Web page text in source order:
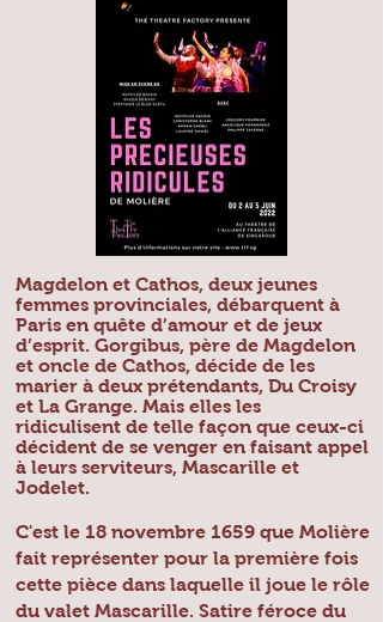
Magdelon et Cathos, deux jeunes
femmes provinciales, débarquent à
Paris en quête d’amour et de jeux
d’esprit. Gorgibus, père de Magdelon
et oncle de Cathos, décide de les
marier à deux prétendants, Du Croisy
et La Grange. Mais elles les
ridiculisent de telle façon que ceux-ci
décident de se venger en faisant appel
à leurs serviteurs, Mascarille et
Jodelet.
C'est le 18 novembre 1659 que Molière
fait représenter pour la première fois
cette pièce dans laquelle il joue le rôle
du valet Mascarille. Satire féroce du